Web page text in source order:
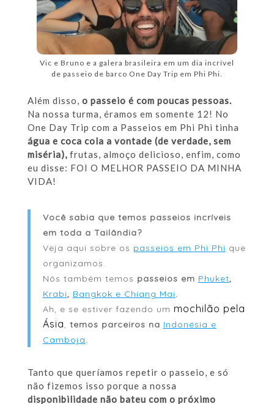
Vic e Bruno e a galera brasileira em um dia incrível
de passeio de barco One Day Trip em Phi Phi.
Além disso, o passeio é com poucas pessoas.
Na nossa turma, éramos em somente 12! No
One Day Trip com a Passeios em Phi Phi tinha
água e coca cola a vontade (de verdade, sem
miséria), frutas, almoço delicioso, enfim, como
eu disse: FOI O MELHOR PASSEIO DA MINHA
VIDA!
Você sabia que temos passeios incríveis
em toda a Tailândia?
Veja aqui sobre os passeios em Phi Phi que
organizamos.
Nós também temos passeios em Phuket,
Krabi, Bangkok e Chiang Mai.
Ah, e se estiver fazendo um mochilão pela
Ásia
temos parceiros na Indonésia e
Camboja.
Tanto que queríamos repetir o passeio, e só
não fizemos isso porque a nossa
disponibilidade não bateu com o próximo